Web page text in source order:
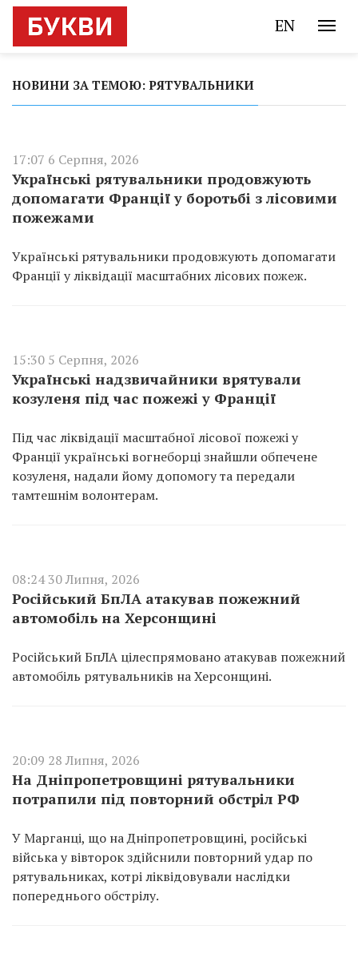
EN
НОВИНИ ЗА ТЕМОЮ: РЯТУВАЛЬНИКИ
17:07 6 Серпня, 2026
Українські рятувальники продовжують
допомагати Франції у боротьбі з лісовими
пожежами
Українські рятувальники продовжують допомагати
Франції у ліквідації масштабних лісових пожеж.
15:30 5 Серпня, 2026
Українські надзвичайники врятували
козуленя під час пожежі у Франції
Під час ліквідації масштабної лісової пожежі у
Франції українські вогнеборці знайшли обпечене
козуленя, надали йому допомогу та передали
тамтешнім волонтерам.
08:24 30 Липня, 2026
Російський БпЛА атакував пожежний
автомобіль на Херсонщині
Російський БпЛА цілеспрямовано атакував пожежний
автомобіль рятувальників на Херсонщині.
20:09 28 Липня, 2026
На Дніпропетровщині рятувальники
потрапили під повторний обстріл РФ
У Марганці, що на Дніпропетровщині, російські
війська у вівторок здійснили повторний удар по
рятувальниках, котрі ліквідовували наслідки
попереднього обстрілу.